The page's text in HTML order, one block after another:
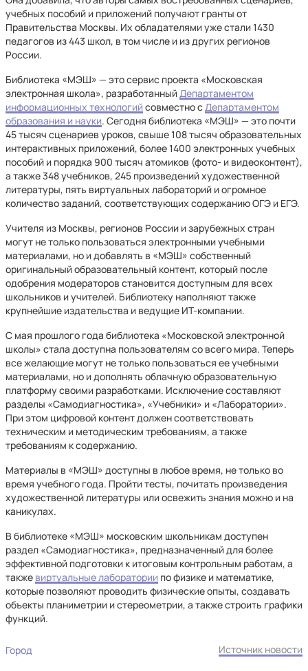
учебных пособий и приложений получают гранты от
Правительства Москвы. Их обладателями уже стали 1430
педагогов из 443 школ, в том числе и из других регионов
России.
Библиотека «МЭШ» — это сервис проекта «Московская
электронная школа», разработанныйДепартаментом
информационных технологий совместно сДепартаментом
образования и науки. Сегодня библиотека «МЭШ» — это почти
45 тысяч сценариев уроков, свыше 108 тысяч образовательных
интерактивных приложений, более 1400 электронных учебных
пособий и порядка 900 тысяч атомиков (фото- и видеоконтент),
а также 348 учебников, 245 произведений художественной
литературы, пять виртуальных лабораторий и огромное
количество заданий, соответствующих содержанию ОГЭ и ЕГЭ.
Учителя из Москвы, регионов России и зарубежных стран
могут не только пользоваться электронными учебными
материалами, но и добавлять в «МЭШ» собственный
оригинальный образовательный контент, который после
одобрения модераторов становится доступным для всех
школьников и учителей. Библиотеку наполняют также
крупнейшие издательства и ведущие ИТ-компании.
С мая прошлого года библиотека «Московской электронной
школы» стала доступна пользователям со всего мира. Теперь
все желающие могут не только пользоваться ее учебными
материалами, но и дополнять облачную образовательную
платформу своими разработками. Исключение составляют
разделы «Самодиагностика», «Учебники» и «Лаборатории».
При этом цифровой контент должен соответствовать
техническим и методическим требованиям, а также
требованиям к содержанию.
Материалы в «МЭШ» доступны в любое время, не только во
время учебного года. Пройти тесты, почитать произведения
художественной литературы или освежить знания можно и на
каникулах.
В библиотеке «МЭШ» московским школьникам доступен
раздел «Самодиагностика», предназначенный для более
эффективной подготовки к итоговым контрольным работам, а
также виртуальные лаборатории по физике и математике,
которые позволяют проводить физические опыты, создавать
объекты планиметрии и стереометрии, а также строить графики
функций.
Город Источник новости